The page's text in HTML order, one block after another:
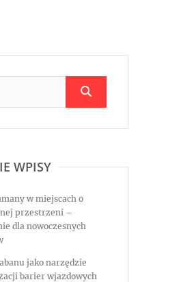
WPISY
w miejscach o
przestrzeni –
dla nowoczesnych
jako narzędzie
barier wjazdowych